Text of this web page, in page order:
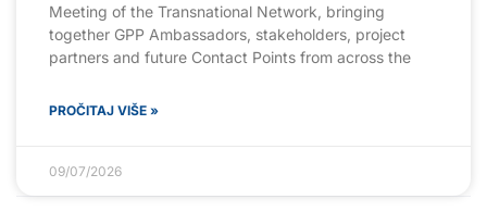
Meeting of the Transnational Network, bringing
together GPP Ambassadors, stakeholders, project
partners and future Contact Points from across the
PROČITAJ VIŠE »
09/07/2026